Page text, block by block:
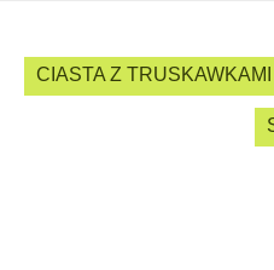
CIASTA Z TRUSKAWKAMI